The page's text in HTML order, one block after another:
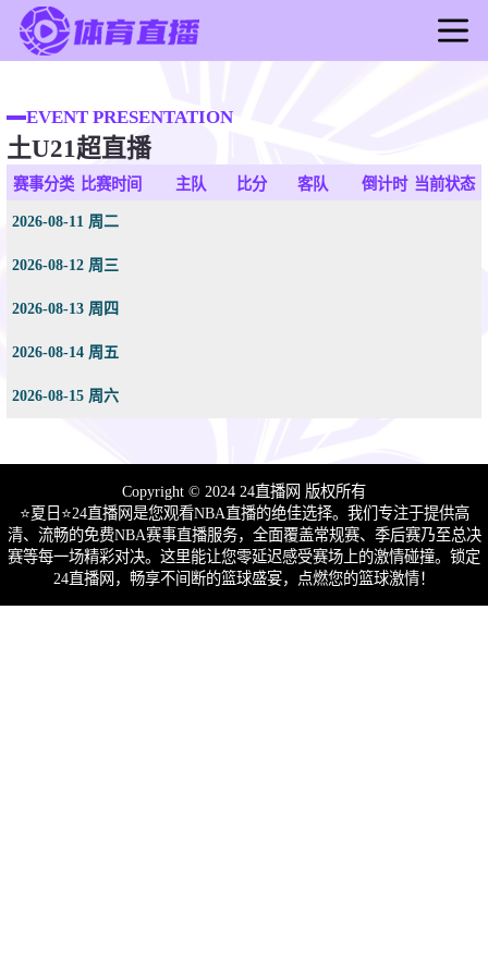
足球直播
篮球直播
足球录像
篮球新闻
EVENT PRESENTATION
土U21超直播
赛事分类 比赛时间 主队 比分 客队 倒计时 当前状态
2026-08-11 周二
2026-08-12 周三
2026-08-13 周四
2026-08-14 周五
2026-08-15 周六
Copyright © 2024 24直播网 版权所有
⭐️夏日⭐24直播网是您观看NBA直播的绝佳选择。我们专注于提供高
清、流畅的免费NBA赛事直播服务，全面覆盖常规赛、季后赛乃至总决
赛等每一场精彩对决。这里能让您零延迟感受赛场上的激情碰撞。锁定
24直播网，畅享不间断的篮球盛宴，点燃您的篮球激情！